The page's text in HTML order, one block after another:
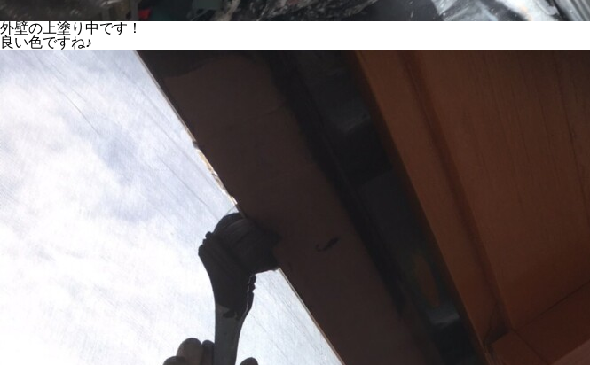
外壁の上塗り中です！
良い色ですね♪